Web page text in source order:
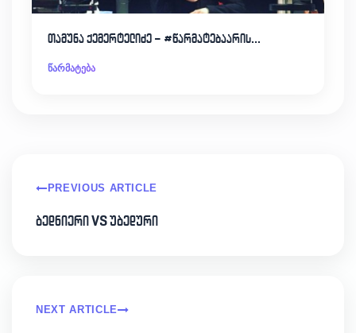
თამუნა ქემერტელიძე – #წარმატებაარის…
წარმატება
PREVIOUS ARTICLE
ბედნიერი VS უბედური
NEXT ARTICLE